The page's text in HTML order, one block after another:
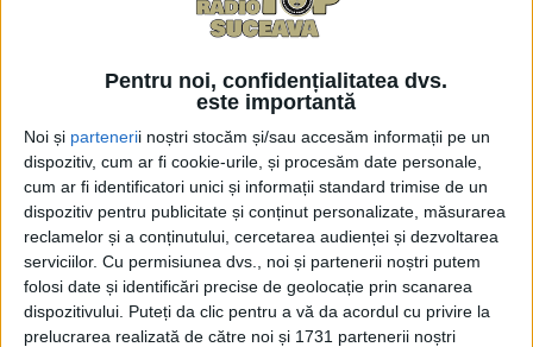
Pentru noi, confidențialitatea dvs.
este importantă
Noi și partenerii noștri stocăm și/sau accesăm informații pe un
dispozitiv, cum ar fi cookie-urile, și procesăm date personale,
cum ar fi identificatori unici și informații standard trimise de un
dispozitiv pentru publicitate și conținut personalizate, măsurarea
reclamelor și a conținutului, cercetarea audienței și dezvoltarea
serviciilor. Cu permisiunea dvs., noi și partenerii noștri putem
folosi date și identificări precise de geolocație prin scanarea
dispozitivului. Puteți da clic pentru a vă da acordul cu privire la
prelucrarea realizată de către noi și 1731 partenerii noștri
Unele școli sucevene ar avea
nevoie de un Adrian Puiu
20 SEPTEMBRIE, 2024
EDUCAȚIE
Proiect de dezvoltare
personală prin învățarea
limbii franceze, la Liceul
Teoretic ”Ion Luca” din
Vatra Dornei
8 DECEMBRIE, 2022